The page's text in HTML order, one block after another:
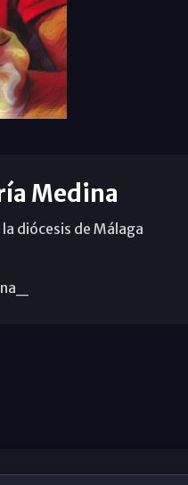
Medina
diócesis de Málaga